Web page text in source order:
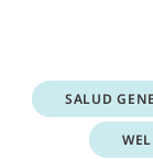
SALUD